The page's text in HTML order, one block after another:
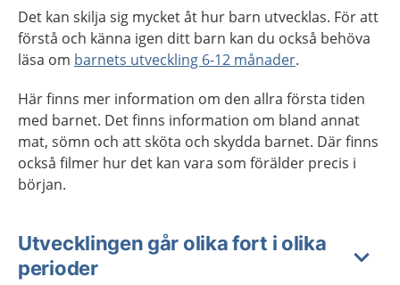
Det kan skilja sig mycket åt hur barn utvecklas. För att
förstå och känna igen ditt barn kan du också behöva
läsa om barnets utveckling 6-12 månader.
Här finns mer information om den allra första tiden
med barnet. Det finns information om bland annat
mat, sömn och att sköta och skydda barnet. Där finns
också filmer hur det kan vara som förälder precis i
början.
Utvecklingen går olika fort i olika
perioder